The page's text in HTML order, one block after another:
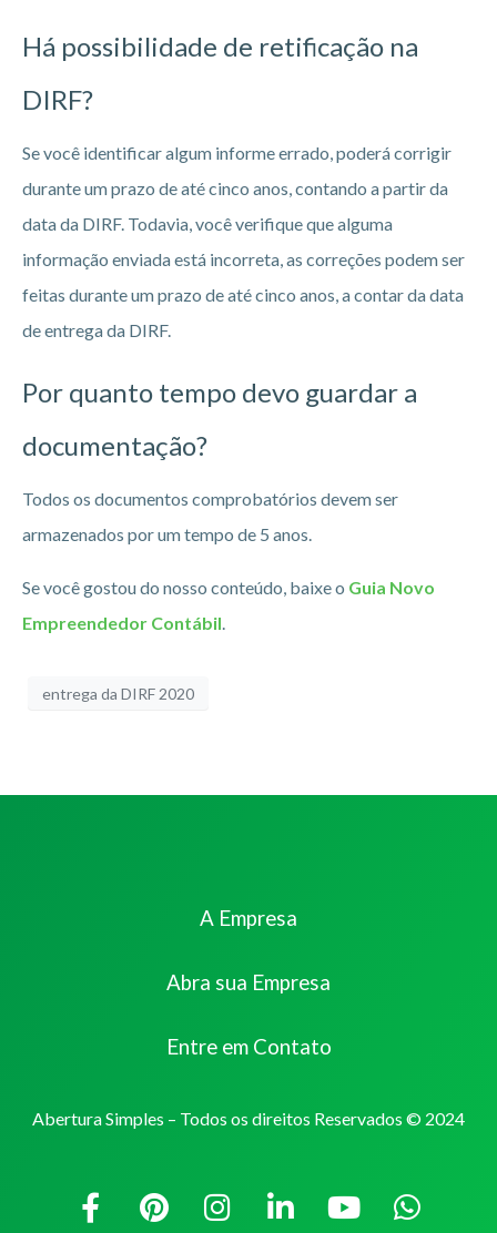
Há possibilidade de retificação na
DIRF?
Se você identificar algum informe errado, poderá corrigir
durante um prazo de até cinco anos, contando a partir da
data da DIRF. Todavia, você verifique que alguma
informação enviada está incorreta, as correções podem ser
feitas durante um prazo de até cinco anos, a contar da data
de entrega da DIRF.
Por quanto tempo devo guardar a
documentação?
Todos os documentos comprobatórios devem ser
armazenados por um tempo de 5 anos.
Se você gostou do nosso conteúdo, baixe o Guia Novo
Empreendedor Contábil.
entrega da DIRF 2020
A Empresa
Abra sua Empresa
Entre em Contato
Abertura Simples – Todos os direitos Reservados © 2024